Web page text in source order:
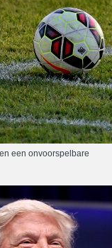
een onvoorspelbare